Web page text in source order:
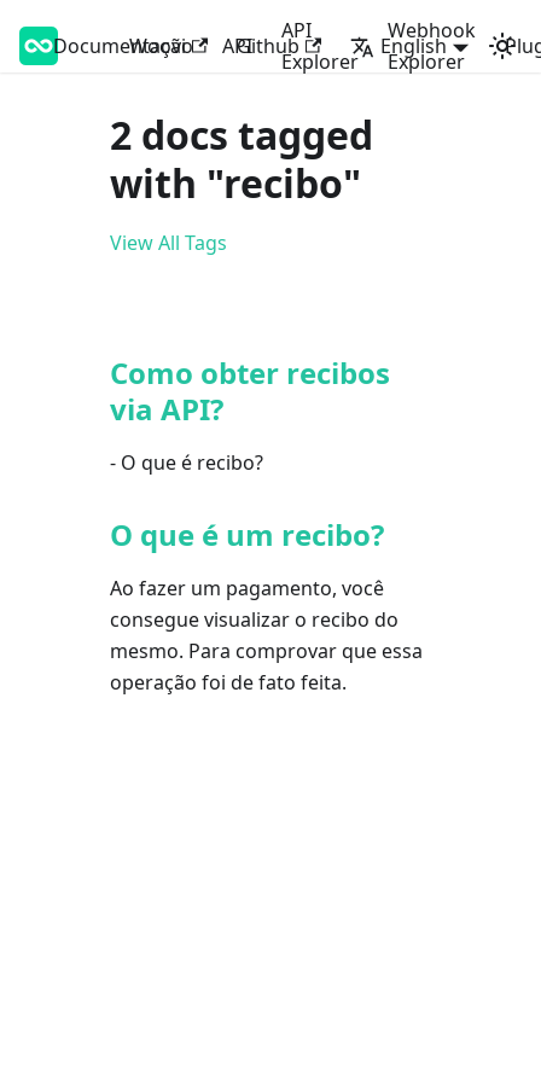
Woovi Developers
Documentação API
API
Explorer
Webhook
Explorer
Woovi Github English
2 docs tagged
with "recibo"
View All Tags
Como obter recibos
via API?
- O que é recibo?
O que é um recibo?
Ao fazer um pagamento, você
consegue visualizar o recibo do
mesmo. Para comprovar que essa
operação foi de fato feita.